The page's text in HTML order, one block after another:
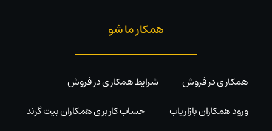
همکار ما شو
همکاری در فروش
شرایط همکاری در فروش
ورود همکاران بازاریاب
حساب کاربری همکاران بیت گرند